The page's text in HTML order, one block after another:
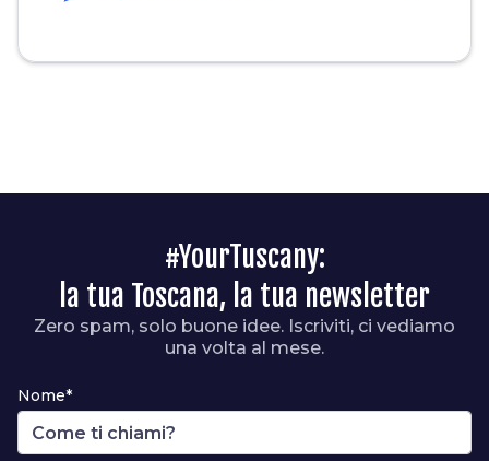
#YourTuscany:
la tua Toscana, la tua newsletter
Zero spam, solo buone idee. Iscriviti, ci vediamo
una volta al mese.
Nome*